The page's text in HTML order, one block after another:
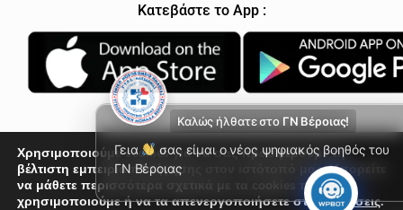
Κατεβάστε το App :
© Γενικό Νοσοκομείο Βέροιας 2026
Καλώς ήλθατε στο ΓΝ Βέροιας!
Γεια
σας είμαι ο νέος ψηφιακός βοηθός του
ΓΝ Βέροιας
Χρησιμοποιούμε cookies για να σας προσφέρουμε τη
βέλτιστη εμπειρία πλοήγησης στον ιστότοπό μας. Μπορείτε
να μάθετε περισσότερα σχετικά με τα cookies που
χρησιμοποιούμε ή να τα απενεργοποιήσετε στιςΡυθμίσεις.